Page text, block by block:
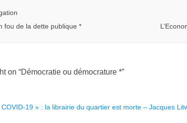
fou de la dette publique *
on “Démocratie ou démocrature *”
COVID-19 » : la librairie du quartier est morte – Jacques